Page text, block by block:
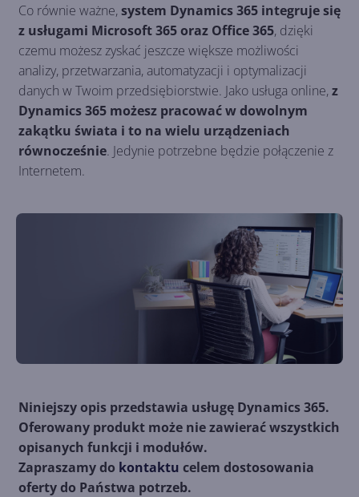
Co równie ważne,system Dynamics 365 integruje się
z usługami Microsoft 365 oraz Office 365, dzięki
czemu możesz zyskać jeszcze większe możliwości
analizy, przetwarzania, automatyzacji i optymalizacji
danych w Twoim przedsiębiorstwie. Jako usługa online,z
Dynamics 365 możesz pracować w dowolnym
zakątku świata i to na wielu urządzeniach
równocześnie. Jedynie potrzebne będzie połączenie z
Internetem.
Niniejszy opis przedstawia usługę Dynamics 365.
Oferowany produkt może nie zawierać wszystkich
opisanych funkcji i modułów.
Zapraszamy do kontaktu celem dostosowania
oferty do Państwa potrzeb.